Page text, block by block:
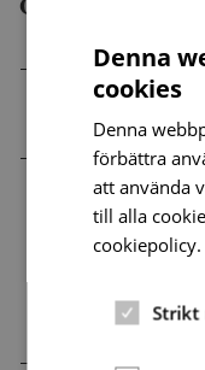
Sätt in 150
eller postgiro 5
Betalar du via
efternamnet
adress i
Skicka ett mejl
Denna
cookies
Denna
förbättra
att använda
till alla
cookiepolicy.
Strikt